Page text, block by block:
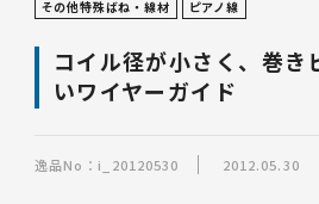
その他特殊ばね・線材 ピアノ線
コイル径が小さく、巻き
いワイヤーガイド
逸品No：i_20120530 2012.05.30